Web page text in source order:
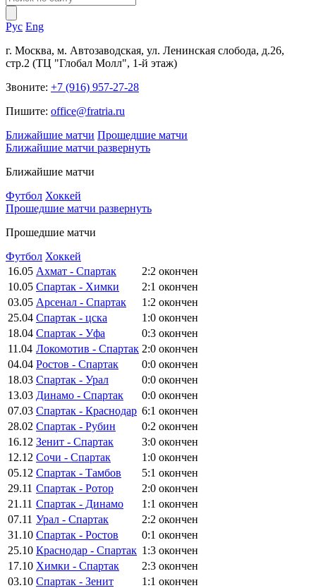
Рус Eng
г. Москва, м. Автозаводская, ул. Ленинская слобода, д.26,
стр.2 (ТЦ "Глобал Молл", 1-й этаж)
Звоните: +7 (916) 957-27-28
Пишите: office@fratria.ru
Ближайшие матчи Прошедшие матчи
Ближайшие матчи развернуть
Ближайшие матчи
Футбол Хоккей
Прошедшие матчи развернуть
Прошедшие матчи
Футбол Хоккей
16.05 Ахмат - Спартак 2:2 окончен
10.05 Спартак - Химки 2:1 окончен
03.05 Арсенал - Спартак 1:2 окончен
25.04 Спартак - цска 1:0 окончен
18.04 Спартак - Уфа 0:3 окончен
11.04 Локомотив - Спартак 2:0 окончен
04.04 Ростов - Спартак 0:0 окончен
18.03 Спартак - Урал 0:0 окончен
13.03 Динамо - Спартак 0:0 окончен
07.03 Спартак - Краснодар 6:1 окончен
28.02 Спартак - Рубин 0:2 окончен
16.12 Зенит - Спартак 3:0 окончен
12.12 Сочи - Спартак 1:0 окончен
05.12 Спартак - Тамбов 5:1 окончен
29.11 Спартак - Ротор 2:0 окончен
21.11 Спартак - Динамо 1:1 окончен
07.11 Урал - Спартак 2:2 окончен
31.10 Спартак - Ростов 0:1 окончен
25.10 Краснодар - Спартак 1:3 окончен
17.10 Химки - Спартак 2:3 окончен
03.10 Спартак - Зенит 1:1 окончен